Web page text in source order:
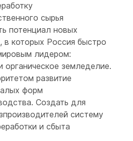
сырья
потенциал новых
в которых Россия быстро
лидером:
органическое земледелие.
развитие
форм
Создать для
систему
и сбыта